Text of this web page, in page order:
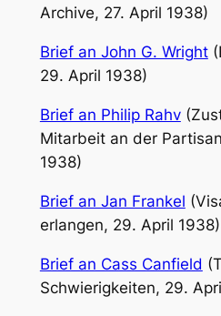
Archive, 27. April 1938)
Brief an John G. Wright
29. April 1938)
Brief an Philip Rahv
Mitarbeit an der
1938)
Brief an Jan Frankel
erlangen, 29. April 1938)
Brief an Cass Canfield
Schwierigkeiten, 29.